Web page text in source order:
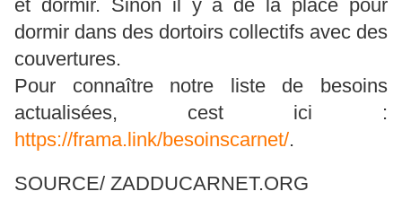
et dormir. Sinon il y a de la place pour
dormir dans des dortoirs collectifs avec des
couvertures.
Pour connaître notre liste de besoins
actualisées, cest ici :
https://frama.link/besoinscarnet/.
SOURCE/ ZADDUCARNET.ORG